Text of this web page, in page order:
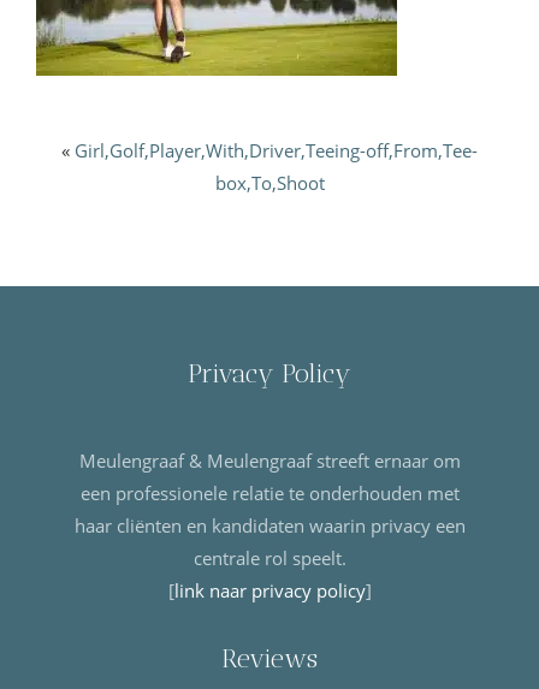
« Girl,Golf,Player,With,Driver,Teeing-off,From,Tee-
box,To,Shoot
Privacy Policy
Meulengraaf & Meulengraaf streeft ernaar om
een professionele relatie te onderhouden met
haar cliënten en kandidaten waarin privacy een
centrale rol speelt.
[link naar privacy policy]
Reviews